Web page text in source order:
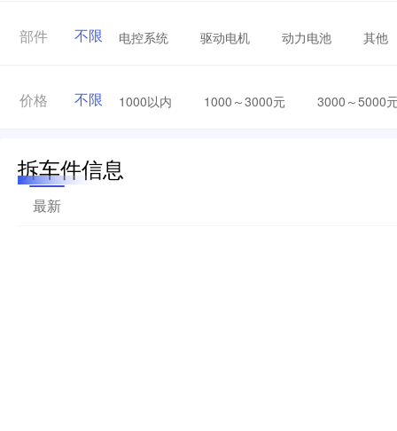
部件 不限 电控系统 驱动电机 动力电池 其他
价格 不限 1000以内 1000～3000元 3000～5000
拆车件信息
最新